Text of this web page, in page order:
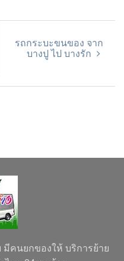
รถกระบะขนของ จาก
บางปู ไป บางรัก
มีคนยกของให้ บริการย้าย